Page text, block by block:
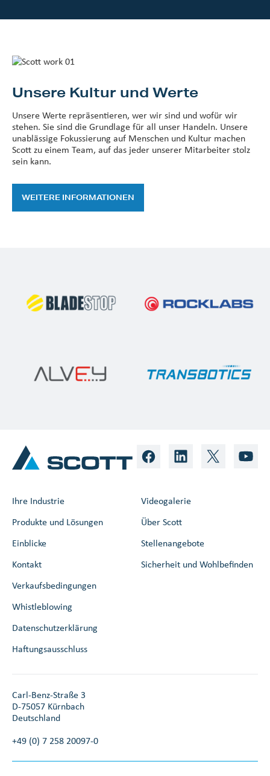
Unsere Kultur und Werte
Unsere Werte repräsentieren, wer wir sind und wofür wir
stehen. Sie sind die Grundlage für all unser Handeln. Unsere
unablässige Fokussierung auf Menschen und Kultur machen
Scott zu einem Team, auf das jeder unserer Mitarbeiter stolz
sein kann.
WEITERE INFORMATIONEN
Ihre Industrie
Produkte und Lösungen
Einblicke
Kontakt
Videogalerie
Über Scott
Stellenangebote
Sicherheit und Wohlbefinden
Verkaufsbedingungen
Whistleblowing
Datenschutzerklärung
Haftungsausschluss
Carl-Benz-Straße 3
D-75057 Kürnbach
Deutschland
+49 (0) 7 258 20097-0